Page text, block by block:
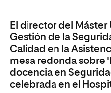
El director del Máster
Gestión de la
Calidad en la
mesa redonda sobre
docencia en
celebrada en el